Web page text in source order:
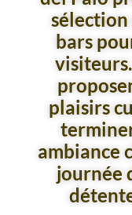
sélection
bars
plaisirs
ambiance
journée